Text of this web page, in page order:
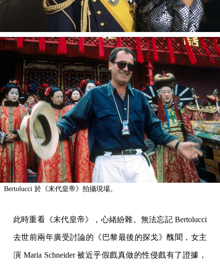
Bertolucci 於《末代皇帝》拍攝現場。
此時重看《末代皇帝》，心緒紛雜。無法忘記 Bertolucci
去世前兩年廣受討論的《巴黎最後的探戈》醜聞，女主
演 Maria Schneider 被近乎假戲真做的性侵戲有了證據，